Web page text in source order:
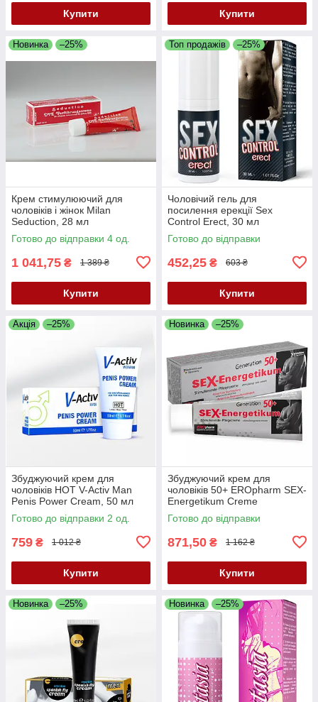
Купити Купити
Новинка –25%
Крем стимулюючий для
чоловіків і жінок Milan
Seduction, 28 мл
Готово до відправки 4 од.
1 041,75 ₴ 1 389 ₴
Купити
Топ продажів –25%
Чоловічий гель для
посилення ерекції Sex
Control Erect, 30 мл
Готово до відправки
452,25 ₴ 603 ₴
Купити
Акція –25%
Збуджуючий крем для
чоловіків HOT V-Activ Man
Penis Power Cream, 50 мл
Готово до відправки 2 од.
759 ₴ 1 012 ₴
Купити
Новинка –25%
Збуджуючий крем для
чоловіків 50+ EROpharm SEX-
Energetikum Creme
Generation 50+, 40 мл
Готово до відправки
871,50 ₴ 1 162 ₴
Купити
Новинка –25% Новинка –25%